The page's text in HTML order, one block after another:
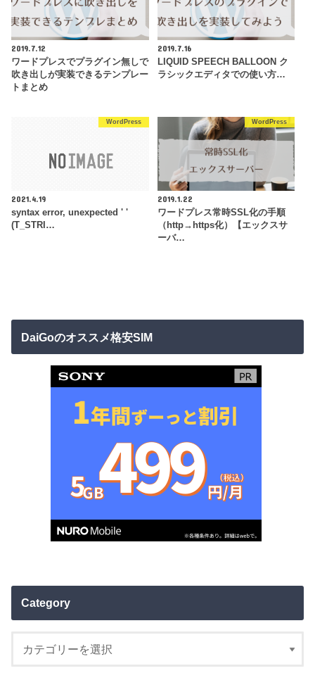
2019.7.12
ワードプレスでプラグイン無しで
吹き出しが実装できるテンプレー
トまとめ
2019.7.16
LIQUID SPEECH BALLOON ク
ラシックエディタでの使い方…
WordPress
2021.4.19
syntax error, unexpected ' '
(T_STRI…
WordPress
2019.1.22
ワードプレス常時SSL化の手順
（http→https化）【エックスサ
ーバ…
DaiGoのオススメ格安SIM
Category